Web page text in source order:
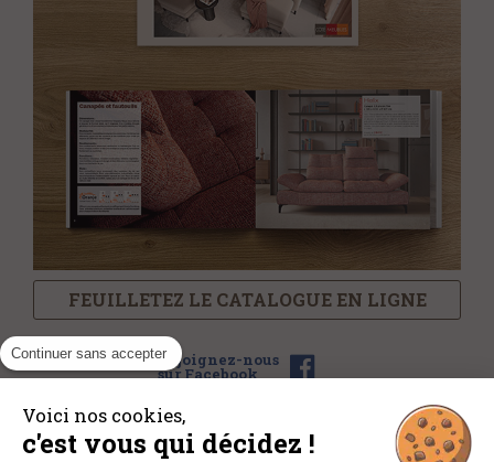
Continuer sans accepter
Voici nos cookies,
c'est vous qui décidez !
FEUILLETEZ LE CATALOGUE EN LIGNE
Rejoignez-nous
sur Facebook